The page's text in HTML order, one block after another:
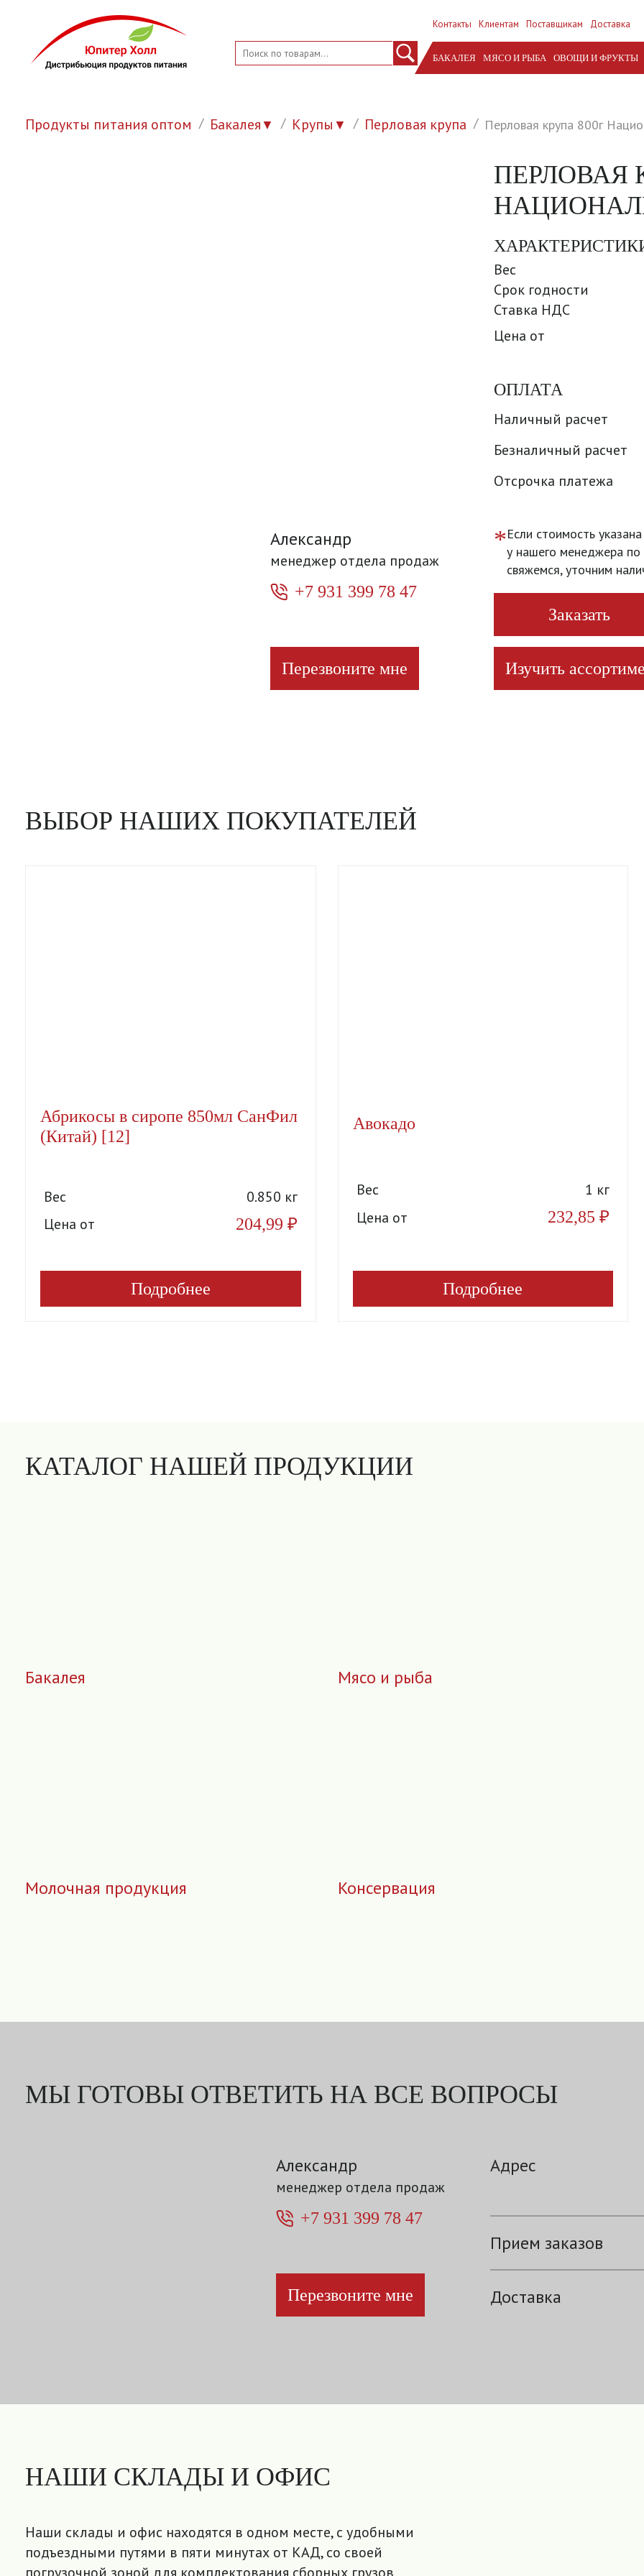
Контакты Клиентам Поставщикам Доставка
БАКАЛЕЯ МЯСО И РЫБА ОВОЩИ И ФРУКТЫ
Продукты питания оптом Бакалея▼ Крупы ▼ Перловая крупа Перловая крупа 800г
Александр
менеджер отдела продаж
+7 931 399 78 47
Перезвоните мне
ПЕРЛОВАЯ
Вес
Срок годности
Ставка НДС
Цена от
ОПЛАТА
Наличный расчет
Безналичный расчет
Отсрочка платежа
*Если стоимость
у нашего менеджера по
свяжемся, уточним
Заказать
Изучить
ВЫБОР НАШИХ ПОКУПАТЕЛЕЙ
Абрикосы в сиропе 850мл СанФил
(Китай) [12]
Вес
0.850 кг
Цена от
204,99 ₽
Подробнее
Авокадо
Вес
1 кг
Цена от
232,85₽
Подробнее
КАТАЛОГ НАШЕЙ ПРОДУКЦИИ
Бакалея Мясо и рыба
Молочная продукция Консервация
МЫ ГОТОВЫ ОТВЕТИТЬ НА ВСЕ ВОПРОСЫ
Александр
менеджер отдела продаж
+7 931 399 78 47
Перезвоните мне
Адрес
Прием заказов
Доставка
НАШИ СКЛАДЫ И ОФИС
Наши склады и офис находятся в одном месте, с удобными
подъездными путями в пяти минутах от КАД, со своей